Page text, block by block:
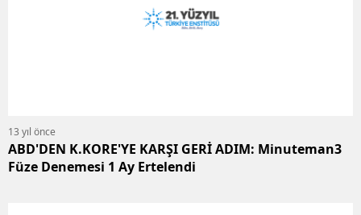
13 yıl önce
ABD'DEN K.KORE'YE KARŞI GERİ ADIM: Minuteman3
Füze Denemesi 1 Ay Ertelendi